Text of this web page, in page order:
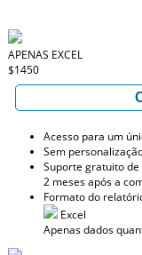
APENAS EXCEL
$1450
Acesso para um
Sem
Suporte gratuito de
2 meses após a
Formato do
Excel
Apenas dados